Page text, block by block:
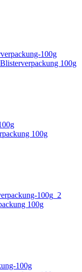
100g
100g
100g